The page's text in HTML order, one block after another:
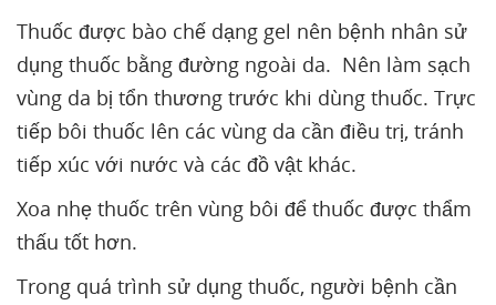
Thuốc được bào chế dạng gel nên bệnh nhân sử
dụng thuốc bằng đường ngoài da. Nên làm sạch
vùng da bị tổn thương trước khi dùng thuốc. Trực
tiếp bôi thuốc lên các vùng da cần điều trị, tránh
tiếp xúc với nước và các đồ vật khác.
Xoa nhẹ thuốc trên vùng bôi để thuốc được thẩm
thấu tốt hơn.
Trong quá trình sử dụng thuốc, người bệnh cần